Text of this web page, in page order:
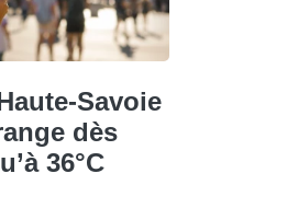
Savoie
dès
36°C